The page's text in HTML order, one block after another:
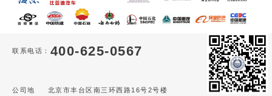
联系电话： 400-625-0567
公司地
北京市丰台区南三环西路16号2号楼